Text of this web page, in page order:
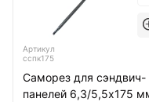
Артикул
сспк175
Саморез для сэндвич-
панелей 6,3/5,5х175